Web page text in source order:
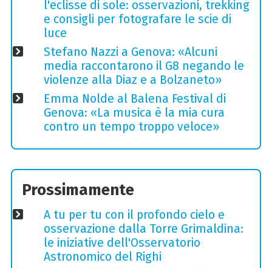
l'eclisse di sole: osservazioni, trekking
e consigli per fotografare le scie di
luce
Stefano Nazzi a Genova: «Alcuni
media raccontarono il G8 negando le
violenze alla Diaz e a Bolzaneto»
Emma Nolde al Balena Festival di
Genova: «La musica è la mia cura
contro un tempo troppo veloce»
Prossimamente
A tu per tu con il profondo cielo e
osservazione dalla Torre Grimaldina:
le iniziative dell'Osservatorio
Astronomico del Righi